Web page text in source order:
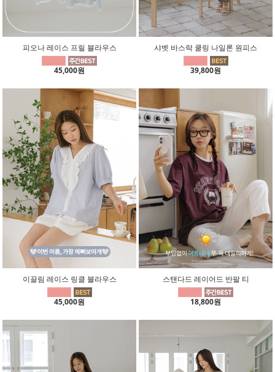
피오나 레이스 프릴 블라우스
45,000원
샤벳 바스락 쿨링 나일론 원피스
39,800원
이끌림 레이스 링클 블라우스
45,000원
스탠다드 레이어드 반팔 티
18,800원